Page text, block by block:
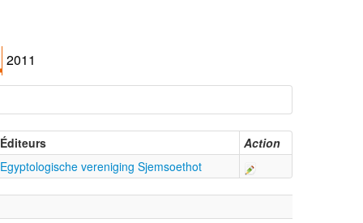
2011
Éditeurs
Action
Egyptologische vereniging Sjemsoethot